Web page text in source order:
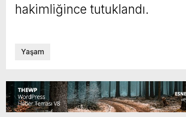
hakimliğince tutuklandı.
Yaşam